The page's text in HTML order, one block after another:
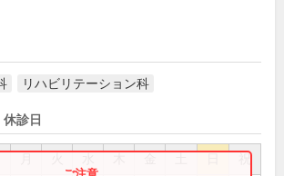
リハビリテーション科
診日
祝